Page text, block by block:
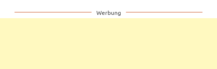
Werbung